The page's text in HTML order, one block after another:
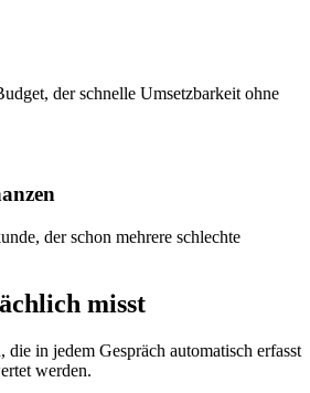
der schnelle Umsetzbarkeit ohne
der schon mehrere schlechte
misst
in jedem Gespräch automatisch erfasst
werden.